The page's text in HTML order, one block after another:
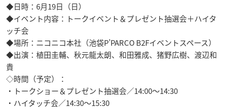
◆日時：6月19日（日）
◆イベント内容：トークイベント＆プレゼント抽選会＋ハイタ
ッチ会
◆場所：ニコニコ本社（池袋P’PARCO B2Fイベントスペース）
◆出演：植田圭輔、秋元龍太朗、和田雅成、猪野広樹、渡辺和
貴
◇時間（予定）：
・トークショー＆プレゼント抽選会／14:00～14:30
・ハイタッチ会／14:30～15:30